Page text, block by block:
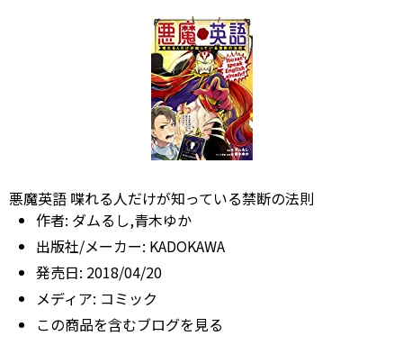
悪魔英語 喋れる人だけが知っている禁断の法則
作者: ダムるし,青木ゆか
出版社/メーカー: KADOKAWA
発売日: 2018/04/20
メディア: コミック
この商品を含むブログを見る